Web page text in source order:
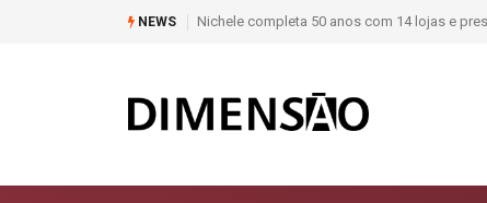
NEWS Moda deixa de seguir tendências e passa a